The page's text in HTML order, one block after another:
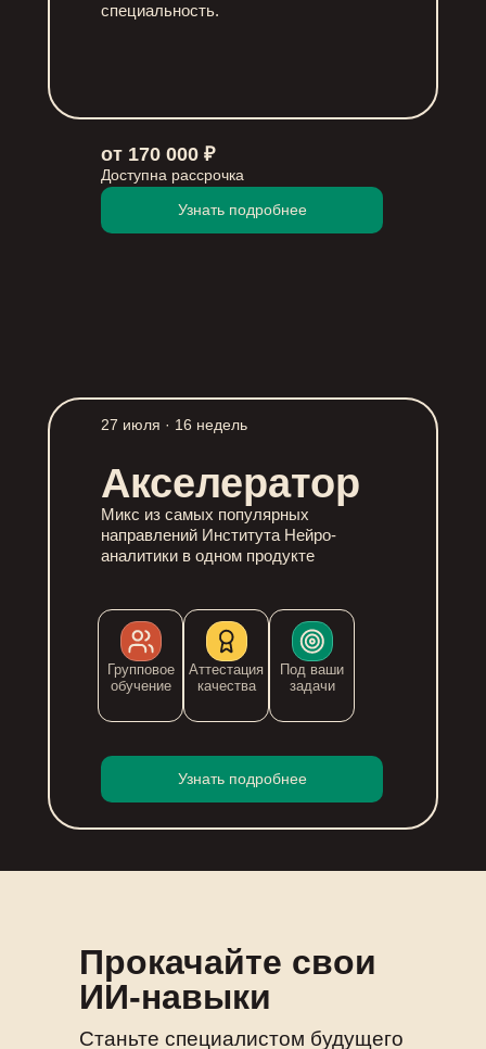
специальность.
от 170 000 ₽
Доступна рассрочка
Узнать подробнее
Акселератор
Микс из самых популярных
направлений Института Нейро-
аналитики в одном продукте
27 июля · 16 недель
Узнать подробнее
Групповое
обучение
Аттестация
качества
Под ваши
задачи
Прокачайте свои
ИИ-навыки
Станьте специалистом будущего